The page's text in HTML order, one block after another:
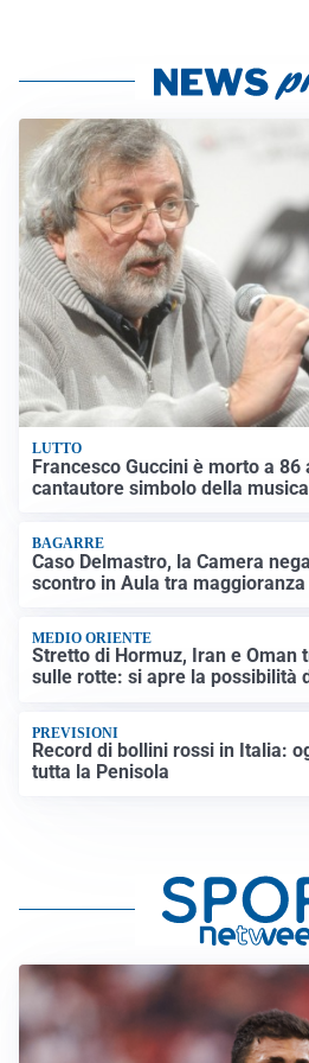
LUTTO
Francesco Guccini è morto a 86
cantautore simbolo della
BAGARRE
Caso Delmastro, la Camera
scontro in Aula tra
MEDIO ORIENTE
Stretto di Hormuz, Iran e Oman
sulle rotte: si apre la possibilità
PREVISIONI
Record di bollini rossi in Italia:
tutta la Penisola